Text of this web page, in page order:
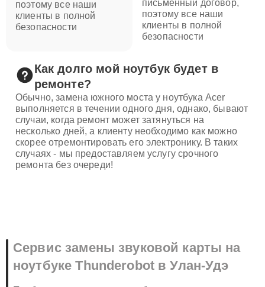
поэтому все наши
клиенты в полной
безопасности
письменный договор,
поэтому все наши
клиенты в полной
безопасности
Как долго мой ноутбук будет в
ремонте?
Обычно, замена южного моста у ноутбука Acer
выполняется в течении одного дня, однако, бывают
случаи, когда ремонт может затянуться на
несколько дней, а клиенту необходимо как можно
скорее отремонтировать его электронику. В таких
случаях - мы предоставляем услугу срочного
ремонта без очереди!
Сервис замены звуковой карты на
ноутбуке Thunderobot в Улан-Удэ